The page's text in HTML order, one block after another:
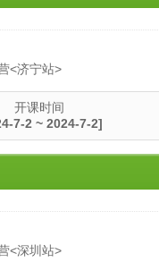
<济宁站>
开课时间
7-2 ~ 2024-7-2]
<深圳站>